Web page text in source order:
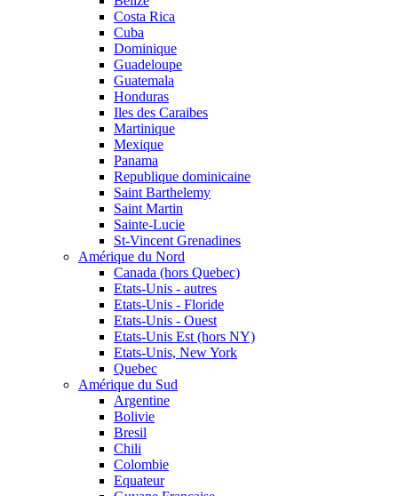
Costa Rica
Cuba
Dominique
Guadeloupe
Guatemala
Honduras
Iles des Caraibes
Martinique
Mexique
Panama
Republique dominicaine
Saint Barthelemy
Saint Martin
Sainte-Lucie
St-Vincent Grenadines
Amérique du Nord
Canada (hors Quebec)
Etats-Unis - autres
Etats-Unis - Floride
Etats-Unis - Ouest
Etats-Unis Est (hors NY)
Etats-Unis, New York
Quebec
Amérique du Sud
Argentine
Bolivie
Bresil
Chili
Colombie
Equateur